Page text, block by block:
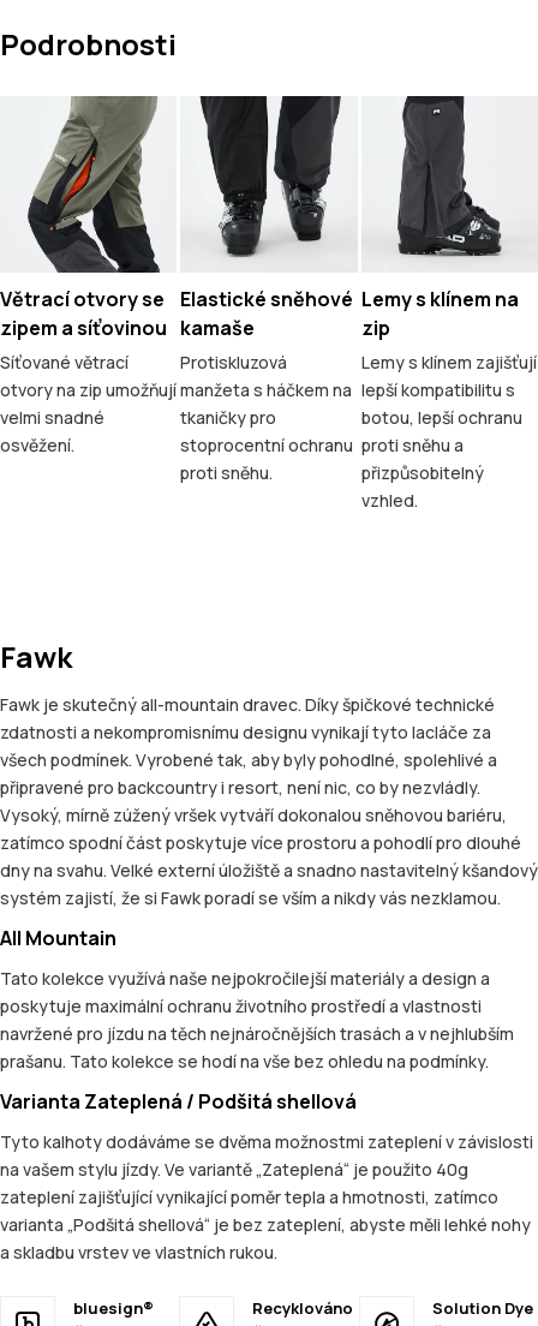
Podrobnosti
Větrací otvory se
zipem a síťovinou
Síťované větrací
otvory na zip umožňují
velmi snadné
osvěžení.
Elastické sněhové
kamaše
Protiskluzová
manžeta s háčkem na
tkaničky pro
stoprocentní ochranu
proti sněhu.
Lemy s klínem na
zip
Lemy s klínem zajišťují
lepší kompatibilitu s
botou, lepší ochranu
proti sněhu a
přizpůsobitelný
vzhled.
Fawk
Fawk je skutečný all-mountain dravec. Díky špičkové technické
zdatnosti a nekompromisnímu designu vynikají tyto lacláče za
všech podmínek. Vyrobené tak, aby byly pohodlné, spolehlivé a
připravené pro backcountry i resort, není nic, co by nezvládly.
Vysoký, mírně zúžený vršek vytváří dokonalou sněhovou bariéru,
zatímco spodní část poskytuje více prostoru a pohodlí pro dlouhé
dny na svahu. Velké externí úložiště a snadno nastavitelný kšandový
systém zajistí, že si Fawk poradí se vším a nikdy vás nezklamou.
All Mountain
Tato kolekce využívá naše nejpokročilejší materiály a design a
poskytuje maximální ochranu životního prostředí a vlastnosti
navržené pro jízdu na těch nejnáročnějších trasách a v nejhlubším
prašanu. Tato kolekce se hodí na vše bez ohledu na podmínky.
Varianta Zateplená / Podšitá shellová
Tyto kalhoty dodáváme se dvěma možnostmi zateplení v závislosti
na vašem stylu jízdy. Ve variantě „Zateplená“ je použito 40g
zateplení zajišťující vynikající poměr tepla a hmotnosti, zatímco
varianta „Podšitá shellová“ je bez zateplení, abyste měli lehké nohy
a skladbu vrstev ve vlastních rukou.
bluesign®
Recyklováno
Solution Dye